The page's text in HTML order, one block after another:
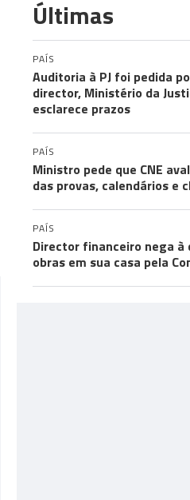
Últimas
PAÍS
Auditoria à PJ foi pedida
director, Ministério da
esclarece prazos
PAÍS
Ministro pede que CNE
das provas, calendários e
PAÍS
Director financeiro nega à
obras em sua casa pela